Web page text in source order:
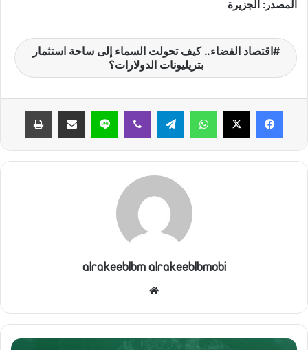
المصدر: الجزيرة
اقتصاد الفضاء.. كيف تحولت السماء إلى ساحة استثمار
بتريليونات الدولارات؟
واتساب تيلقرام ڤايبر لاين مشاركة عبر البريد طباعة
alrakeeblbm alrakeeblbmobi